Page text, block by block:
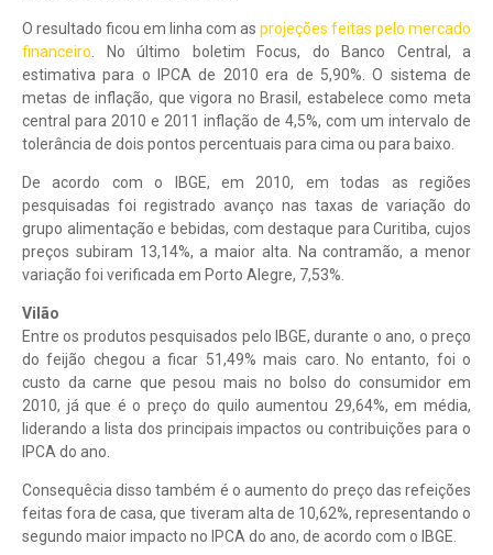
O resultado ficou em linha com as projeções feitas pelo mercado
financeiro . No último boletim Focus, do Banco Central, a
estimativa para o IPCA de 2010 era de 5,90%. O sistema de
metas de inflação, que vigora no Brasil, estabelece como meta
central para 2010 e 2011 inflação de 4,5%, com um intervalo de
tolerância de dois pontos percentuais para cima ou para baixo.
De acordo com o IBGE, em 2010, em todas as regiões
pesquisadas foi registrado avanço nas taxas de variação do
grupo alimentação e bebidas, com destaque para Curitiba, cujos
preços subiram 13,14%, a maior alta. Na contramão, a menor
variação foi verificada em Porto Alegre, 7,53%.
Vilão
Entre os produtos pesquisados pelo IBGE, durante o ano, o preço
do feijão chegou a ficar 51,49% mais caro. No entanto, foi o
custo da carne que pesou mais no bolso do consumidor em
2010, já que é o preço do quilo aumentou 29,64%, em média,
liderando a lista dos principais impactos ou contribuições para o
IPCA do ano.
Consequêcia disso também é o aumento do preço das refeições
feitas fora de casa, que tiveram alta de 10,62%, representando o
segundo maior impacto no IPCA do ano, de acordo com o IBGE.